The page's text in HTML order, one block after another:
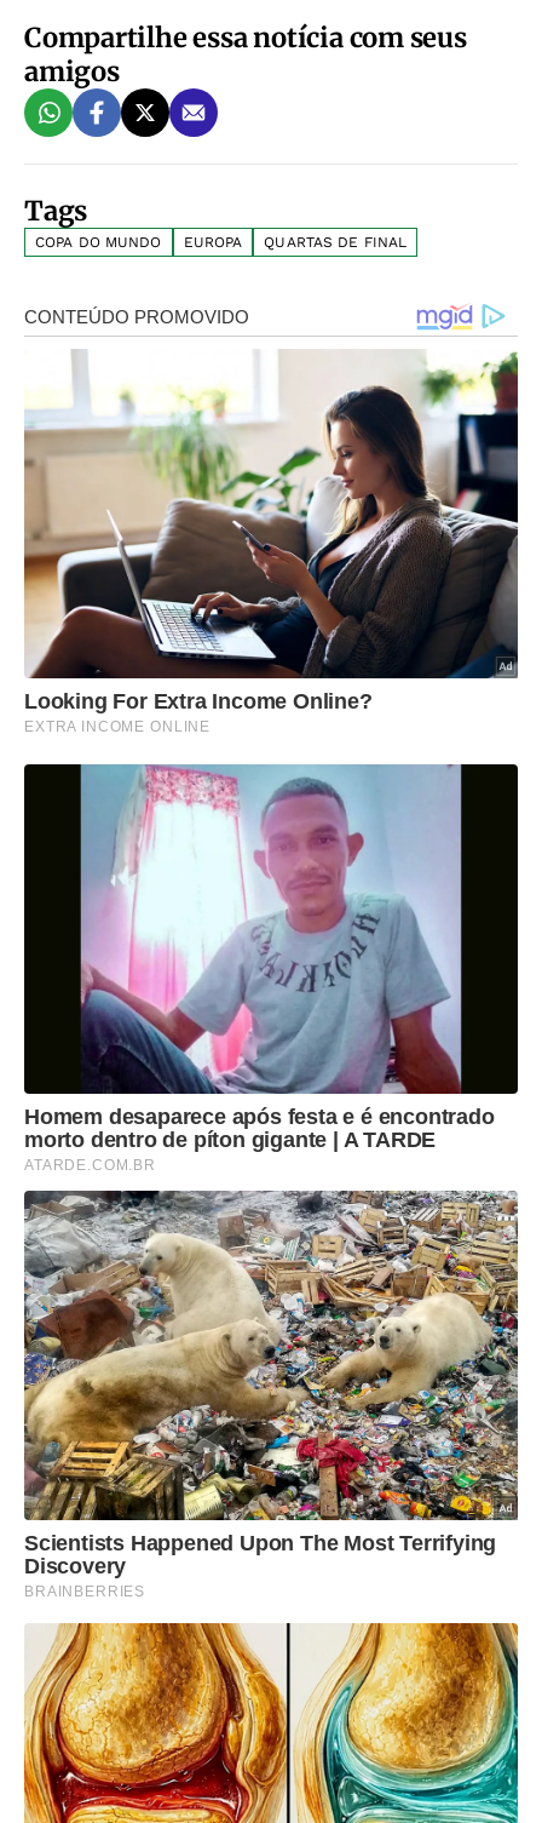
Compartilhe essa notícia com seus
amigos
Tags
COPA DO MUNDO EUROPA QUARTAS DE FINAL